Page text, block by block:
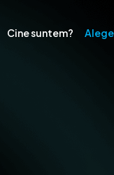
Cine suntem?